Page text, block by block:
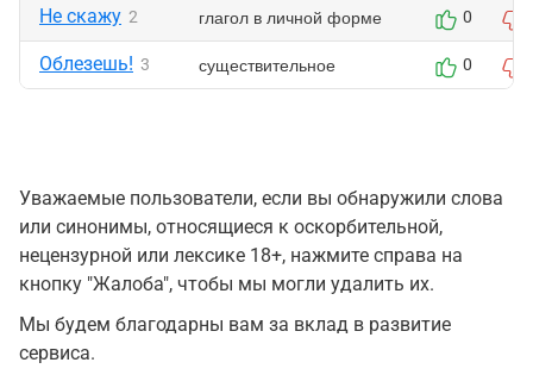
Не скажу 2 глагол в личной форме 0
Облезешь! 3 существительное 0
Уважаемые пользователи, если вы обнаружили слова
или синонимы, относящиеся к оскорбительной,
нецензурной или лексике 18+, нажмите справа на
кнопку "Жалоба", чтобы мы могли удалить их.
Мы будем благодарны вам за вклад в развитие
сервиса.